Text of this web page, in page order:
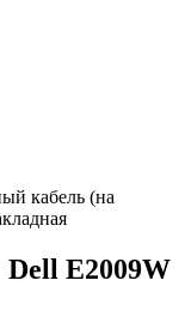
кабель (на
E2009W